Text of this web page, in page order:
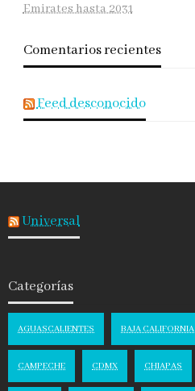
Emirates hasta 2031
Comentarios recientes
Feed desconocido
Universal
Categorías
AGUASCALIENTES BAJA CALIFORNIA
CAMPECHE CDMX CHIAPAS